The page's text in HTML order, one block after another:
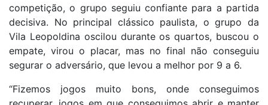
competição, o grupo seguiu confiante para a partida
decisiva. No principal clássico paulista, o grupo da
Vila Leopoldina oscilou durante os quartos, buscou o
empate, virou o placar, mas no final não conseguiu
segurar o adversário, que levou a melhor por 9 a 6.
“Fizemos jogos muito bons, onde conseguimos